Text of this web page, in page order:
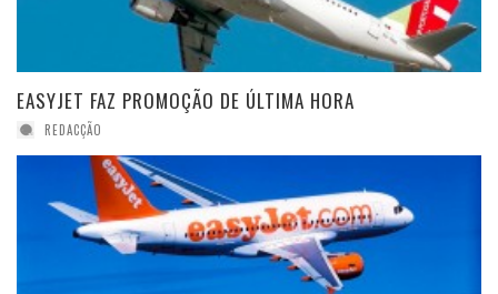
EASYJET FAZ PROMOÇÃO DE ÚLTIMA HORA
REDACÇÃO